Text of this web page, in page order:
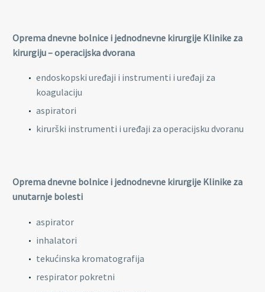
Oprema dnevne bolnice i jednodnevne kirurgije Klinike za
kirurgiju – operacijska dvorana
endoskopski uređaji i instrumenti i uređaji za
koagulaciju
aspiratori
kirurški instrumenti i uređaji za operacijsku dvoranu
Oprema dnevne bolnice i jednodnevne kirurgije Klinike za
unutarnje bolesti
aspirator
inhalatori
tekućinska kromatografija
respirator pokretni